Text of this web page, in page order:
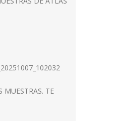
MUESTRAS. TE